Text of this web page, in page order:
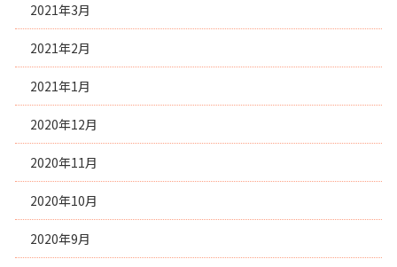
2021年3月
2021年2月
2021年1月
2020年12月
2020年11月
2020年10月
2020年9月